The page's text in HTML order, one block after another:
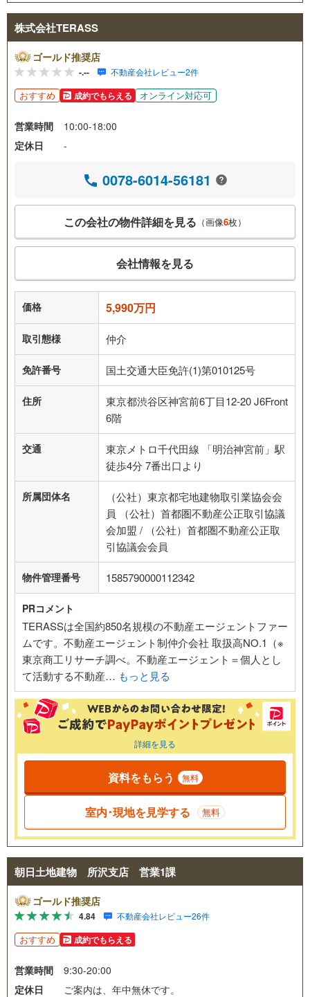
株式会社TERASS
ゴールド推奨店
-.-- 不動産会社レビュー2件
おすすめ 成約でもらえる オンライン対応可
営業時間
10:00-18:00
定休日
-
0078-6014-56181
この会社の物件詳細を見る （画像6枚）
会社情報を見る
価格 5,990万円
取引態様 仲介
免許番号 国土交通大臣免許(1)第010125号
住所
東京都渋谷区神宮前6丁目12-20 J6Front
6階
交通
東京メトロ千代田線 「明治神宮前」駅
徒歩4分 7番出口より
所属団体名
（公社）東京都宅地建物取引業協会会
員 （公社）首都圏不動産公正取引協議
会加盟 / （公社）首都圏不動産公正取
引協議会会員
物件管理番号 1585790000112342
PRコメント
TERASSは全国約850名規模の不動産エージェントファー
ムです。不動産エージェント制仲介会社 取扱高NO.1（※
東京商工リサーチ調べ。不動産エージェント＝個人とし
て活動する不動産… もっと見る
詳細を見る
資料をもらう 無料
室内･現地を見学する 無料
朝日土地建物 所沢支店 営業1課
ゴールド推奨店
4.84 不動産会社レビュー26件
おすすめ 成約でもらえる
営業時間
9:30-20:00
定休日
ご案内は、年中無休です。